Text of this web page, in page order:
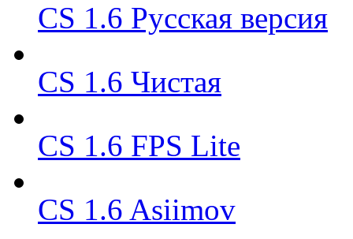
CS 1.6 Русская версия
CS 1.6 Чистая
CS 1.6 FPS Lite
CS 1.6 Asiimov